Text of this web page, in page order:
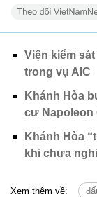
Viện kiểm
trong vụ AIC
Khánh Hòa
cư Napoleon
Khánh Hòa
khi chưa
Xem thêm về: